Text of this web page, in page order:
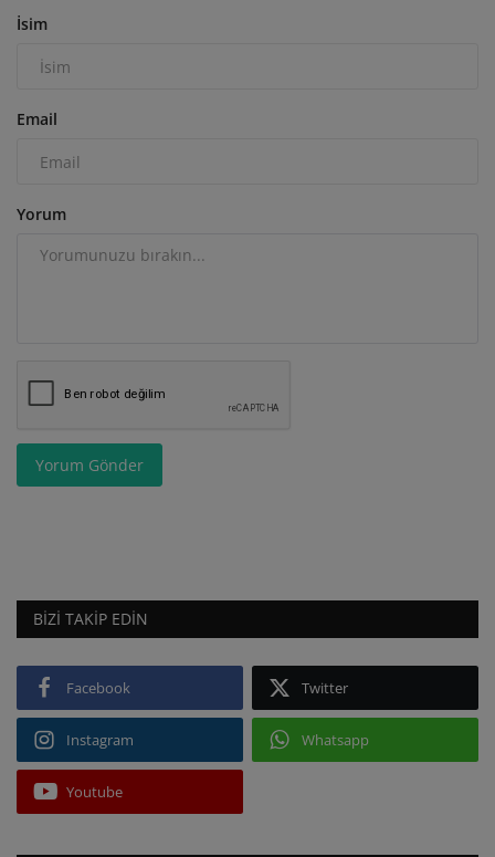
İsim
Email
Yorum
Yorum Gönder
BIZI TAKIP EDIN
Facebook Twitter
Instagram Whatsapp
Youtube